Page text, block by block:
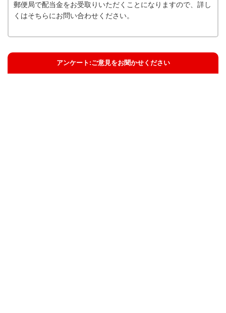
郵便局で配当金をお受取りいただくことになりますので、詳し
くはそちらにお問い合わせください。
アンケート:ご意見をお聞かせください